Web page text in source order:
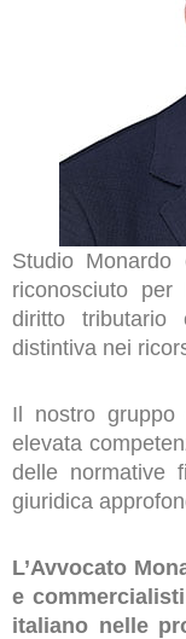
Studio
riconosciuto
diritto tributario
distintiva nei
Il nostro
elevata
delle normative
giuridica
L’Avvocato
e
italiano nelle